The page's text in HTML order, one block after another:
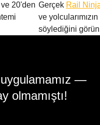
20'den Gerçek Rail
ve
söylediğini
—
olmamıştı!